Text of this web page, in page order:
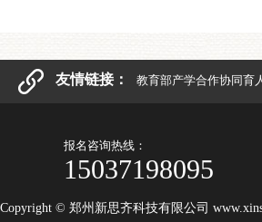
友情链接： 教育部产学合作协同育
报名咨询热线：
15037198095
Copyright © 郑州新思齐科技有限公司